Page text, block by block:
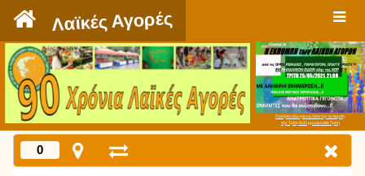
Λαϊκές Αγορές
Πατήστε εδώ για να δείτε την εκπομπή
την Τρίτη 9:00 μμ και κάθε Τρίτη
0